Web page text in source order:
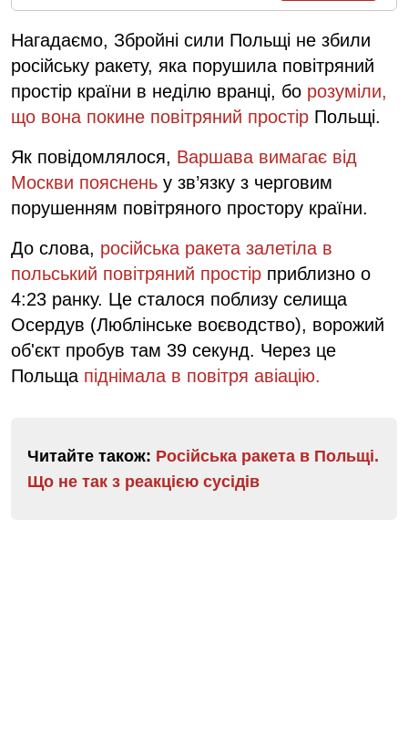
Нагадаємо, Збройні сили Польщі не збили
російську ракету, яка порушила повітряний
простір країни в неділю вранці, бо розуміли,
що вона покине повітряний простір Польщі.
Як повідомлялося, Варшава вимагає від
Москви пояснень у зв’язку з черговим
порушенням повітряного простору країни.
До слова, російська ракета залетіла в
польський повітряний простір приблизно о
4:23 ранку. Це сталося поблизу селища
Осердув (Люблінське воєводство), ворожий
об'єкт пробув там 39 секунд. Через це
Польща піднімала в повітря авіацію.
Читайте також: Російська ракета в Польщі.
Що не так з реакцією сусідів